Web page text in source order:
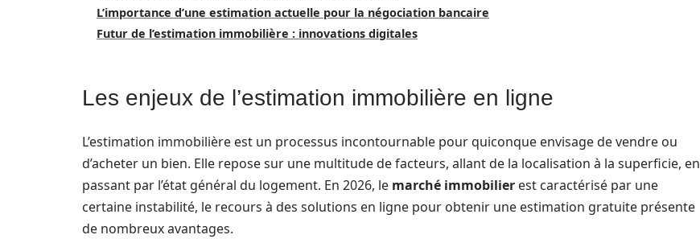
L’importance d’une estimation actuelle pour la négociation bancaire
Futur de l’estimation immobilière : innovations digitales
Les enjeux de l’estimation immobilière en ligne
L’estimation immobilière est un processus incontournable pour quiconque envisage de vendre ou
d’acheter un bien. Elle repose sur une multitude de facteurs, allant de la localisation à la superficie, en
passant par l’état général du logement. En 2026, le marché immobilier est caractérisé par une
certaine instabilité, le recours à des solutions en ligne pour obtenir une estimation gratuite présente
de nombreux avantages.